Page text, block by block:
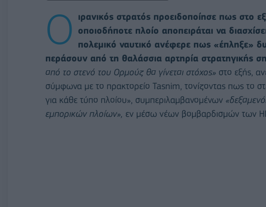
Ο
ιρανικός στρατός προειδοποίησε πως στο
οποιοδήποτε πλοίο αποπειράται να
πολεμικό ναυτικό ανέφερε πως «έπληξε»
περάσουν από τη θαλάσσια αρτηρία στρατηγικής
από το στενό του Ορμούζ θα γίνεται στόχος» στο εξής,
σύμφωνα με το πρακτορείο Tasnim, τονίζοντας πως το
για κάθε τύπο πλοίου», συμπεριλαμβανομένων
εμπορικών πλοίων», εν μέσω νέων βομβαρδισμών των